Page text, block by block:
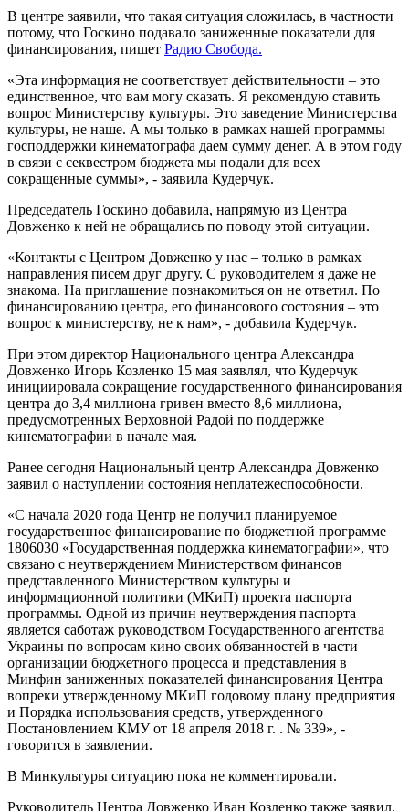
В центре заявили, что такая ситуация сложилась, в частности
потому, что Госкино подавало заниженные показатели для
финансирования, пишет Радио Свобода.
«Эта информация не соответствует действительности – это
единственное, что вам могу сказать. Я рекомендую ставить
вопрос Министерству культуры. Это заведение Министерства
культуры, не наше. А мы только в рамках нашей программы
господдержки кинематографа даем сумму денег. А в этом году
в связи с секвестром бюджета мы подали для всех
сокращенные суммы», - заявила Кудерчук.
Председатель Госкино добавила, напрямую из Центра
Довженко к ней не обращались по поводу этой ситуации.
«Контакты с Центром Довженко у нас – только в рамках
направления писем друг другу. С руководителем я даже не
знакома. На приглашение познакомиться он не ответил. По
финансированию центра, его финансового состояния – это
вопрос к министерству, не к нам», - добавила Кудерчук.
При этом директор Национального центра Александра
Довженко Игорь Козленко 15 мая заявлял, что Кудерчук
инициировала сокращение государственного финансирования
центра до 3,4 миллиона гривен вместо 8,6 миллиона,
предусмотренных Верховной Радой по поддержке
кинематографии в начале мая.
Ранее сегодня Национальный центр Александра Довженко
заявил о наступлении состояния неплатежеспособности.
«С начала 2020 года Центр не получил планируемое
государственное финансирование по бюджетной программе
1806030 «Государственная поддержка кинематографии», что
связано с неутверждением Министерством финансов
представленного Министерством культуры и
информационной политики (МКиП) проекта паспорта
программы. Одной из причин неутверждения паспорта
является саботаж руководством Государственного агентства
Украины по вопросам кино своих обязанностей в части
организации бюджетного процесса и представления в
Минфин заниженных показателей финансирования Центра
вопреки утвержденному МКиП годовому плану предприятия
и Порядка использования средств, утвержденного
Постановлением КМУ от 18 апреля 2018 г. . № 339», -
говорится в заявлении.
В Минкультуры ситуацию пока не комментировали.
Руководитель Центра Довженко Иван Козленко также заявил,